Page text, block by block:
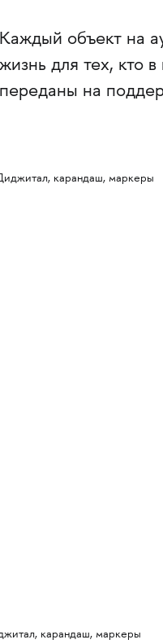
Каждый объект на
жизнь для тех, кто
переданы на
карандаш, маркеры